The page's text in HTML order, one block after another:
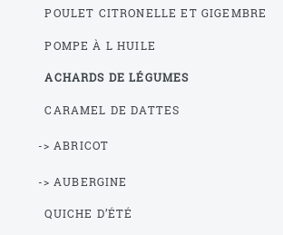
POULET CITRONELLE ET GIGEMBRE
POMPE À L HUILE
ACHARDS DE LÉGUMES
CARAMEL DE DATTES
-> ABRICOT
-> AUBERGINE
QUICHE D’ÉTÉ